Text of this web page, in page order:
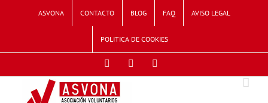
ASVONA CONTACTO BLOG FAQ AVISO LEGAL
POLITICA DE COOKIES
FacebookTwitter